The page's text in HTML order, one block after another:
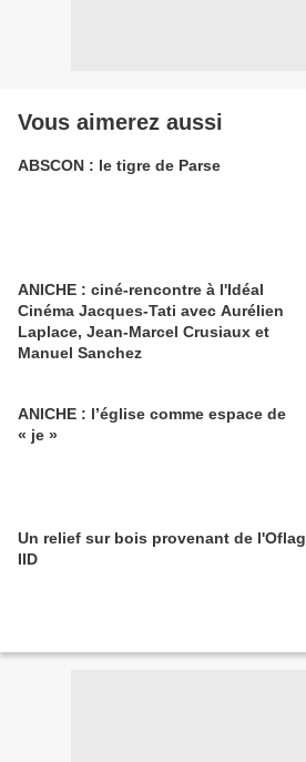
Vous aimerez aussi
ABSCON : le tigre de Parse
ANICHE : ciné-rencontre à l'Idéal
Cinéma Jacques-Tati avec Aurélien
Laplace, Jean-Marcel Crusiaux et
Manuel Sanchez
ANICHE : l’église comme espace de
« je »
Un relief sur bois provenant de l'Oflag
IID